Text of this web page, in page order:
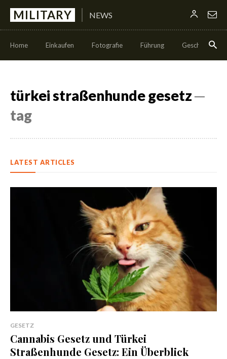
MILITARY NEWS
Home Einkaufen Fotografie Führung Geschäft
türkei straßenhunde gesetz─
tag
LATEST ARTICLES
GESETZ
Cannabis Gesetz und Türkei
Straßenhunde Gesetz: Ein Überblick